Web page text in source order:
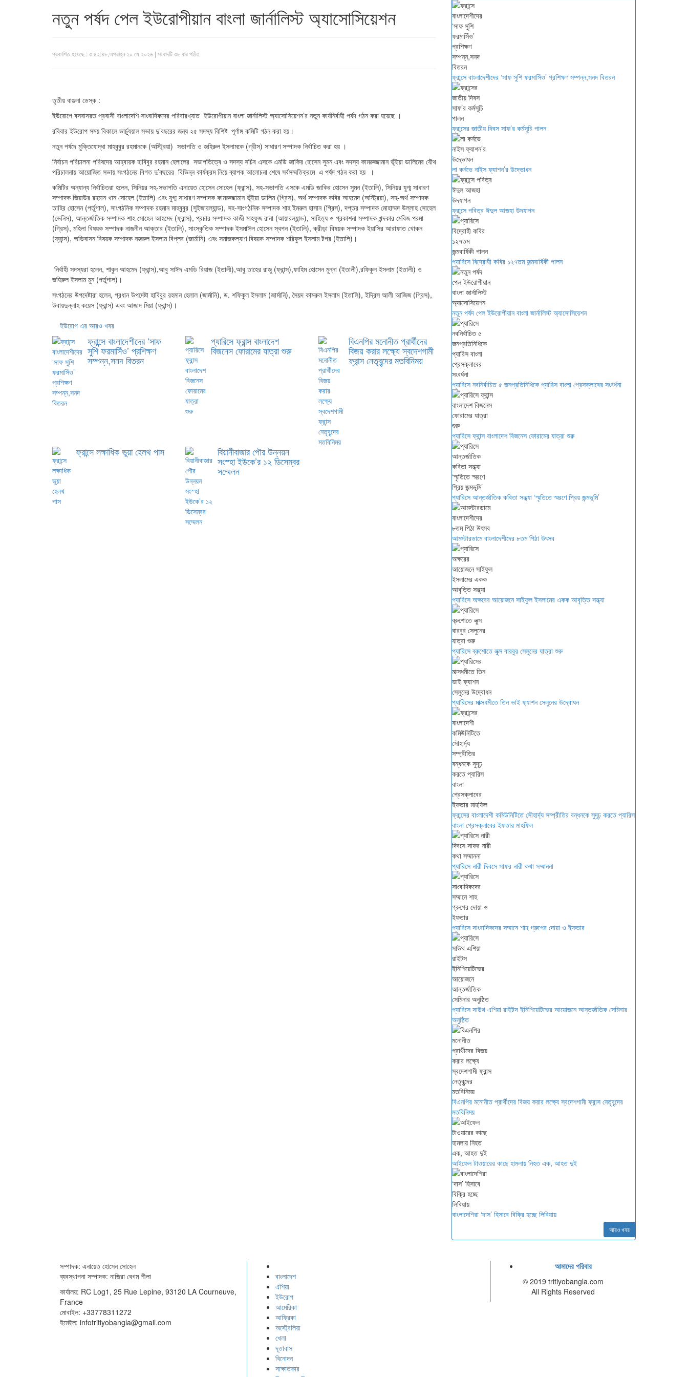
নতুন পর্ষদ পেল ইউরোপীয়ান বাংলা জার্নালিস্ট অ্যাসোসিয়েশন
প্রকাশিত হয়েছে : ৩:৪২:৪৮,অপরাহ্ন ২০ মে ২০২৬ | সংবাদটি ৩৮ বার পঠিত
তৃতীয় বাঙলা ডেস্ক :
ইউরোপে বসবাসরত প্রবাসী বাংলাদেশি সাংবাদিকদের পরিবারখ্যাত ইউরোপীয়ান বাংলা জার্নালিস্ট অ্যাসোসিয়েশন’র নতুন কার্যনির্বাহী পর্ষদ গঠন করা হয়েছে ।
রবিবার ইউরোপ সময় বিকালে ভার্চ্যুয়াল সভায় দু’বছরের জন্য ২৫ সদস্য বিশিষ্ট পূর্ণাঙ্গ কমিটি গঠন করা হয়।
নতুন পর্ষদে মুক্তিযোদ্ধা মাহবুবুর রহমানকে (অস্ট্রিয়া) সভাপতি ও জহিরুল ইসলামকে (গ্রীস) সাধারণ সম্পাদক নির্বাচিত করা হয় ।
নির্বাচন পরিচালনা পরিষদের আহ্বায়ক হাবিবুর রহমান হেলালের সভাপতিত্বে ও সদস্য সচিব এসকে এমডি জাকির হোসেন সুমন এবং সদস্য কামরুজ্জামান ভূঁইয়া ডালিমের যৌথ
পরিচালনায় আয়োজিত সভায় সংগঠনের বিগত দু’বছরের বিভিন্ন কার্যক্রম নিয়ে ব্যাপক আলোচনা শেষে সর্বসম্মতিক্রমে এ পর্ষদ গঠন করা হয় ।
কমিটির অন্যান্য নির্বাচিতরা হলেন, সিনিয়র সহ-সভাপতি এনায়েত হোসেন সোহেল (ফ্রান্স), সহ-সভাপতি এসকে এমডি জাকির হোসেন সুমন (ইতালি), সিনিয়র যুগ্ম সাধারণ
সম্পাদক জিয়াউর রহমান খান সোহেল (ইতালি) এবং যুগ্ম সাধারণ সম্পাদক কামরুজ্জামান ভূঁইয়া ডালিম (গ্রিস), অর্থ সম্পাদক কবির আহমেদ (অস্ট্রিয়া), সহ-অর্থ সম্পাদক
তাহির হোসেন (পর্তুগাল), সাংগঠনিক সম্পাদক রহমান মাহবুবুর (সুইজারল্যান্ড), সহ-সাংগঠনিক সম্পাদক শাহ ইমরুল হাসান (গ্রিস), দপ্তর সম্পাদক মোহাম্মদ উল্লাহ সোহেল
(ভেনিস), আন্তর্জাতিক সম্পাদক শাহ সোহেল আহমেদ (ফ্রান্স), প্রচার সম্পাদক কাজী মাহফুজ রানা (আয়ারল্যান্ড), সাহিত্য ও প্রকাশনা সম্পাদক খন্দকার মেবিজ পরমা
(গ্রিস), মহিলা বিষয়ক সম্পাদক নাজনীন আক্তার (ইতালি), সাংস্কৃতিক সম্পাদক ইসমাঈল হোসেন স্বপন (ইতালি), ক্রীড়া বিষয়ক সম্পাদক ইয়াসির আরাফাত খোকন
(ফ্রান্স), অভিবাসন বিষয়ক সম্পাদক নজরুল ইসলাম বিপ্লব (জার্মানি) এবং সমাজকল্যাণ বিষয়ক সম্পাদক শরিফুল ইসলাম টগর (ইতালি)।
নির্বাহী সদস্যরা হলেন, শাবুল আহমেদ (ফ্রান্স),আবু সাঈদ এমডি রিয়াজ (ইতালী),আবু তাহের রাজু (ফ্রান্স),ফাহিম হোসেন মুন্না (ইতালী),রফিকুল ইসলাম (ইতালী) ও
জহিরুল ইসলাম মুন (পর্তুগাল)।
সংগঠনের উপদেষ্টারা হলেন, প্রধান উপদেষ্টা হাবিবুর রহমান হেলাল (জার্মানি), ড. শফিকুল ইসলাম (জার্মানি), সৈয়দ কামরুল ইসলাম (ইতালি), ইদ্রিস আলী আজিজ (গ্রিস),
উবায়দুল্লাহ কয়েস (ফ্রান্স) এবং আজাদ মিয়া (ফ্রান্স)।
ইউরোপ এর আরও খবর
ফ্রান্সে বাংলাদেশীদের ‘সাফ
সুশি ফরমাসিঁও’ প্রশিক্ষণ
সম্পন্ন,সনদ বিতরন
প্যারিসে ফ্রান্স বাংলাদেশ
বিজনেস ফোরামের যাত্রা শুরু
বিএনপির মনোনীত প্রার্থীদের
বিজয় করার লক্ষ্যে স্বদেশগামী
ফ্রান্স নেতৃবৃন্দের মতবিনিময়
ফ্রান্সে লক্ষাধিক ভুয়া হেলথ পাস বিয়ানীবাজার পৌর উন্নয়ন
সংস্হা ইউকে’র ১২ ডিসেম্বর
সম্মেলন
ফ্রান্সে বাংলাদেশীদের ‘সাফ সুশি ফরমাসিঁও’ প্রশিক্ষণ সম্পন্ন,সনদ বিতরন
ফ্রান্সের জাতীয় দিবস সাফ’র কর্মসূচি পালন
লা কর্নভে নাইস ফ্যাশন’র উদ্ভোধন
ফ্রান্সে পবিত্র ঈদুল আজহা উদযাপন
প্যারিসে বিদ্রোহী কবির ১২৭তম জন্মবার্ষিকী পালন
নতুন পর্ষদ পেল ইউরোপীয়ান বাংলা জার্নালিস্ট অ্যাসোসিয়েশন
প্যারিসে নবনির্বাচিত ৫ জনপ্রতিনিধিকে প্যারিস বাংলা প্রেসক্লাবের সংবর্ধনা
প্যারিসে ফ্রান্স বাংলাদেশ বিজনেস ফোরামের যাত্রা শুরু
প্যারিসে আন্তর্জাতিক কবিতা সন্ধ্যা ‘স্মৃতিতে স্মরণে প্রিয় জন্মভূমি’
আমস্টারডামে বাংলাদেশীদের ৮তম পিঠা উৎসব
প্যারিসে অক্ষরের আয়োজনে সাইফুল ইসলামের একক আবৃত্তি সন্ধ্যা
প্যারিসে ব্রুশোতে লুক্স বারবুর সেলুনের যাত্রা শুরু
প্যারিসের মাক্সধমীতে তিন ভাই ফ্যাশন সেলুনের উদ্বোধন
ফ্রান্সের বাংলাদেশী কমিউনিটিতে সৌহার্দ্য সম্প্রীতির বন্ধনকে সুদূঢ় করতে প্যারিস
বাংলা প্রেসক্লাবের ইফতার মাহফিল
প্যারিসে নারী দিবসে সাফর নারী কথা সম্মাননা
প্যারিসে সাংবাদিকদের সম্মানে শাহ গ্রুপের দোয়া ও ইফতার
প্যারিসে সাউথ এশিয়া রাইটস ইনিশিয়েটিভের আয়োজনে আন্তর্জাতিক সেমিনার
অনুষ্ঠিত
বিএনপির মনোনীত প্রার্থীদের বিজয় করার লক্ষ্যে স্বদেশগামী ফ্রান্স নেতৃবৃন্দের
মতবিনিময়
আইফেল টাওয়ারের কাছে হামলায় নিহত এক, আহত দুই
বাংলাদেশিরা ‘দাস’ হিসাবে বিক্রি হচ্ছে লিবিয়ায়
আরও খবর
সম্পাদক: এনায়েত হোসেন সোহেল
ব্যবস্থাপনা সম্পাদক: নাজিরা বেগম শীলা
কার্যালয়: RC Log1, 25 Rue Lepine, 93120 LA Courneuve,
France
মোবাইল: +33778311272
ইমেইল: infotritiyobangla@gmail.com
বাংলাদেশ
এশিয়া
ইউরোপ
আমেরিকা
আফ্রিকা
অস্ট্রেলিয়া
খেলা
দূতাবাস
বিনোদন
সাক্ষাতকার
আমাদের পরিবার
© 2019 tritiyobangla.com
All Rights Reserved